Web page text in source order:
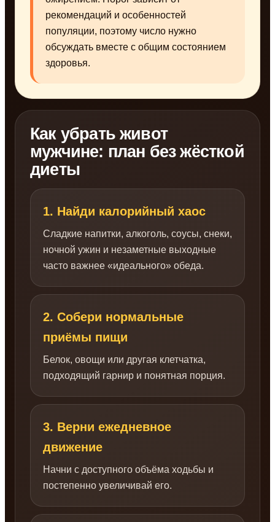
рекомендаций и особенностей
популяции, поэтому число нужно
обсуждать вместе с общим состоянием
здоровья.
Как убрать живот
мужчине: план без жёсткой
диеты
1. Найди калорийный хаос
Сладкие напитки, алкоголь, соусы, снеки,
ночной ужин и незаметные выходные
часто важнее «идеального» обеда.
2. Собери нормальные
приёмы пищи
Белок, овощи или другая клетчатка,
подходящий гарнир и понятная порция.
3. Верни ежедневное
движение
Начни с доступного объёма ходьбы и
постепенно увеличивай его.